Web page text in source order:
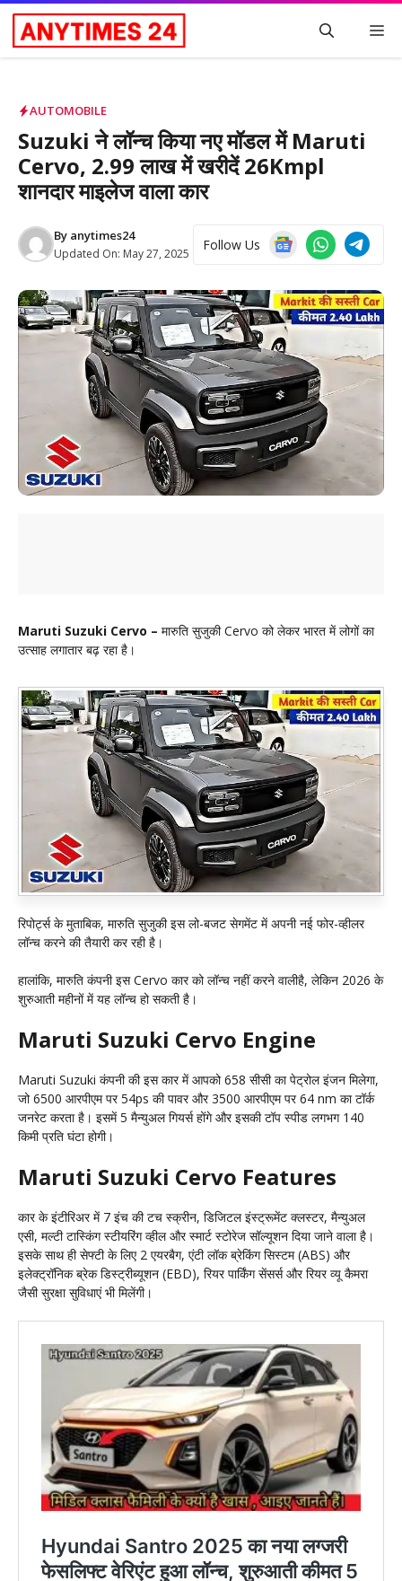
Skip
content
AUTOMOBILE
Suzuki ने लॉन्च किया नए मॉडल में Maruti
Cervo, 2.99 लाख में खरीदें 26Kmpl
शानदार माइलेज वाला कार
By anytimes24
Updated On: May 27, 2025
Follow Us
Maruti Suzuki Cervo – मारुति सुजुकी Cervo को लेकर भारत में लोगों का
उत्साह लगातार बढ़ रहा है।
रिपोर्ट्स के मुताबिक, मारुति सुजुकी इस लो-बजट सेगमेंट में अपनी नई फोर-व्हीलर
लॉन्च करने की तैयारी कर रही है।
हालांकि, मारुति कंपनी इस Cervo कार को लॉन्च नहीं करने वालीहै, लेकिन 2026 के
शुरुआती महीनों में यह लॉन्च हो सकती है।
Maruti Suzuki Cervo Engine
Maruti Suzuki कंपनी की इस कार में आपको 658 सीसी का पेट्रोल इंजन मिलेगा,
जो 6500 आरपीएम पर 54ps की पावर और 3500 आरपीएम पर 64 nm का टॉर्क
जनरेट करता है। इसमें 5 मैन्युअल गियर्स होंगे और इसकी टॉप स्पीड लगभग 140
किमी प्रति घंटा होगी।
Maruti Suzuki Cervo Features
कार के इंटीरिअर में 7 इंच की टच स्क्रीन, डिजिटल इंस्ट्रूमेंट क्लस्टर, मैन्युअल
एसी, मल्टी टास्किंग स्टीयरिंग व्हील और स्मार्ट स्टोरेज सॉल्यूशन दिया जाने वाला है।
इसके साथ ही सेफ्टी के लिए 2 एयरबैग, एंटी लॉक ब्रेकिंग सिस्टम (ABS) और
इलेक्ट्रॉनिक ब्रेक डिस्ट्रीब्यूशन (EBD), रियर पार्किंग सेंसर्स और रियर व्यू कैमरा
जैसी सुरक्षा सुविधाएं भी मिलेंगी।